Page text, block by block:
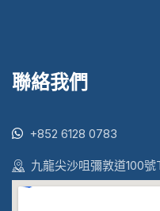
聯絡我們
+852 6128 0783
九龍尖沙咀彌敦道100